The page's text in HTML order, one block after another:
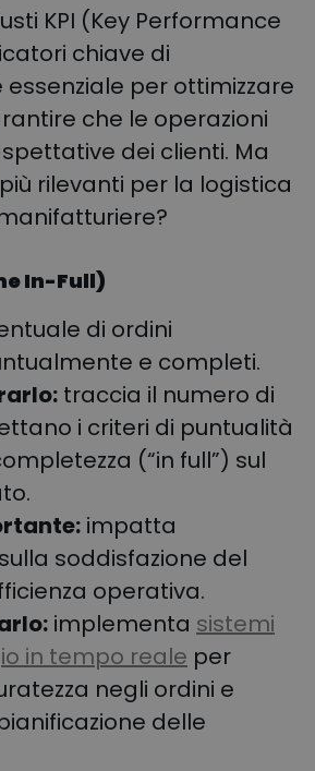
KPI (Key Performance
chiave di
per ottimizzare
che le operazioni
dei clienti. Ma
rilevanti per la logistica
In-Full)
di ordini
e completi.
traccia il numero di
i criteri di puntualità
(“in full”) sul
impatta
soddisfazione del
operativa.
implementa sistemi
in tempo reale per
negli ordini e
delle